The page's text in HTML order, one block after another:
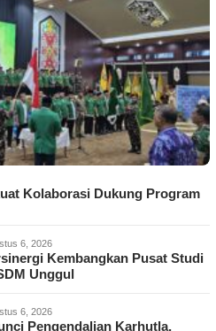
Kolaborasi Dukung Program
6, 2026
Kembangkan Pusat Studi
Unggul
6, 2026
Pengendalian Karhutla,